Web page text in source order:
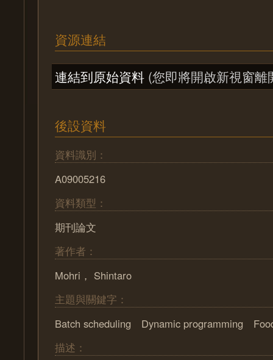
資源連結
連結到原始資料 (您即將開啟新視窗離
後設資料
資料識別：
A09005216
資料類型：
期刊論文
著作者：
Mohri， Shintaro
主題與關鍵字：
Batch scheduling Dynamic programming
描述：